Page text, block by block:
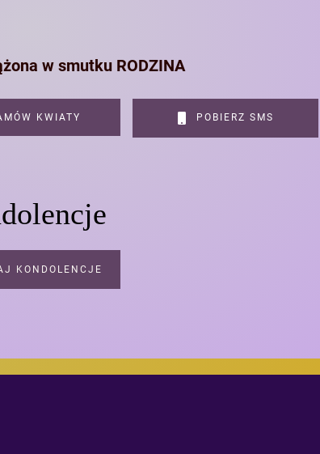
w smutku RODZINA
KWIATY POBIERZ SMS
KONDOLENCJE